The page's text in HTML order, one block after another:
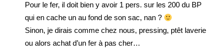
Pour le fer, il doit bien y avoir 1 pers. sur les 200 du BP
qui en cache un au fond de son sac, nan ?
Sinon, je dirais comme chez nous, pressing, ptêt laverie
ou alors achat d’un fer à pas cher…